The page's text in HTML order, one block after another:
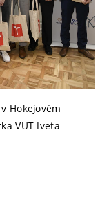
Hokejovém
VUT Iveta